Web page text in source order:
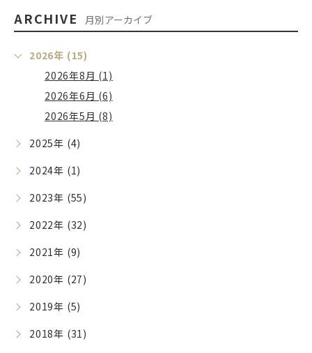
ARCHIVE 月別アーカイブ
2026年 (15)
2026年8月 (1)
2026年6月 (6)
2026年5月 (8)
2025年 (4)
2024年 (1)
2023年 (55)
2022年 (32)
2021年 (9)
2020年 (27)
2019年 (5)
2018年 (31)